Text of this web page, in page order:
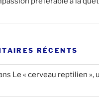
RÉCENTS
Le « cerveau reptilien »,